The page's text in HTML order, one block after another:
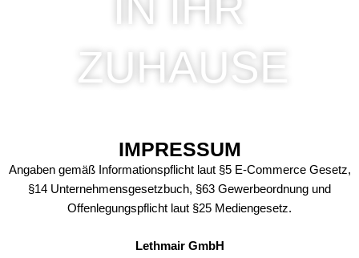
ZUHAUSE
IMPRESSUM
Angaben gemäß Informationspflicht laut §5 E-Commerce Gesetz,
§14 Unternehmensgesetzbuch, §63 Gewerbeordnung und
Offenlegungspflicht laut §25 Mediengesetz.
Lethmair GmbH